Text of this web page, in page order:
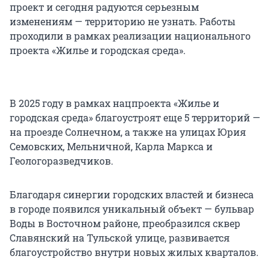
проект и сегодня радуются серьезным
изменениям — территорию не узнать. Работы
проходили в рамках реализации национального
проекта «Жилье и городская среда».
В 2025 году в рамках нацпроекта «Жилье и
городская среда» благоустроят еще 5 территорий —
на проезде Солнечном, а также на улицах Юрия
Семовских, Мельничной, Карла Маркса и
Геологоразведчиков.
Благодаря синергии городских властей и бизнеса
в городе появился уникальный объект — бульвар
Воды в Восточном районе, преобразился сквер
Славянский на Тульской улице, развивается
благоустройство внутри новых жилых кварталов.